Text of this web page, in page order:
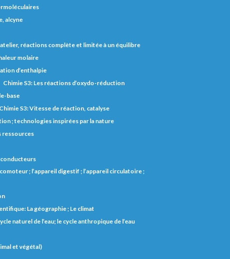
alcyne
réactions complète et limitée à un équilibre
molaire
d’enthalpie
Chimie S3: Les réactions d’oxydo-réduction
base
Chimie S3: Vitesse de réaction, catalyse
; technologies inspirées par la nature
ressources
conducteurs
; l’appareil digestif ; l’appareil circulatoire ;
La géographie ; Le climat
naturel de l’eau; le cycle anthropique de l’eau
et végétal)